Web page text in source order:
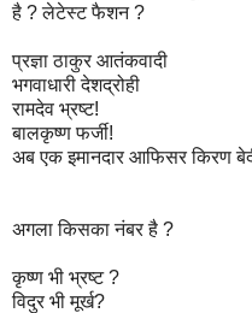
है ?लेटेस्ट फैशन?
प्रज्ञा ठाकुर आतंकवादी
भगवाधारी देशद्रोही
रामदेव भ्रष्ट!
बालकृष्ण फर्जी!
अब एक इमानदार आफिसर किरण
अगला किसका नंबर है ?
कृष्ण भी भ्रष्ट?
विदुर भी मूर्ख?